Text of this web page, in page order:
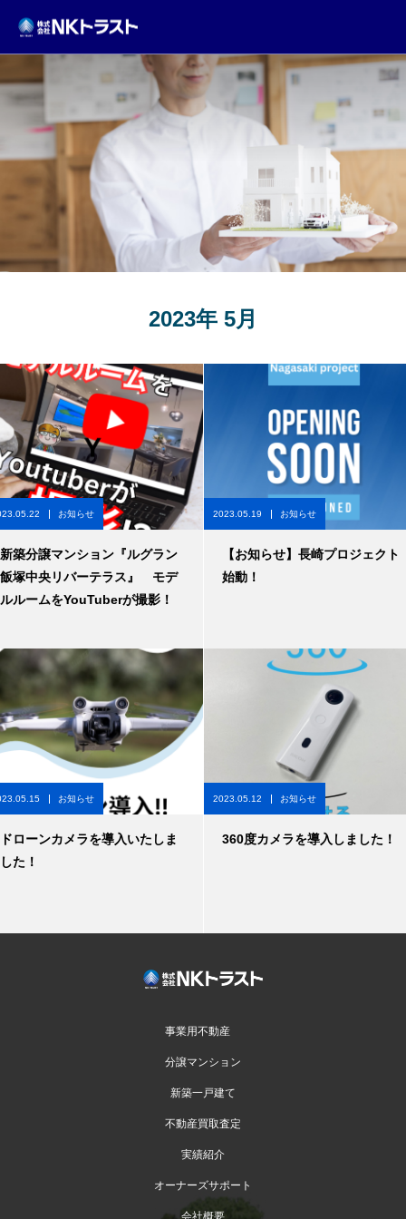
TOPICS
2023年 5月
お知らせ
新築分譲マンション『ルグラン
飯塚中央リバーテラス』 モデ
ルルームをYouTuberが撮影！
2023.05.19 お知らせ
【お知らせ】長崎プロジェクト
始動！
お知らせ
ドローンカメラを導入いたしま
した！
2023.05.12 お知らせ
360度カメラを導入しました！
事業用不動産
分譲マンション
新築一戸建て
不動産買取査定
実績紹介
オーナーズサポート
会社概要